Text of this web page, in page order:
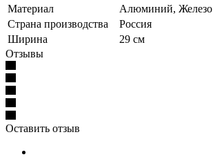
Материал
Алюминий, Железо
Страна производства
Россия
Ширина
29 см
Отзывы
Оставить отзыв